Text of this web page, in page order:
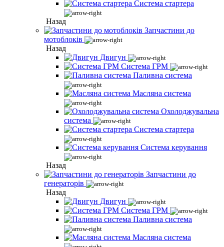
Система стартера
Назад
Запчастини до
мотоблоків
Назад
Двигун
Система ГРМ
Паливна система
Масляна система
Охолоджувальна
система
Система стартера
Система керування
Назад
Запчастини до
генераторів
Назад
Двигун
Система ГРМ
Паливна система
Масляна система